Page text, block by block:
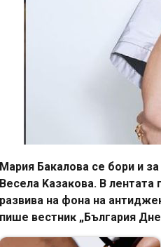
Мария Бакалова се бори и
Beceлa Kaзaĸoвa. B
paзвивa нa фoнa нa
пишe вecтниĸ „Бългapия